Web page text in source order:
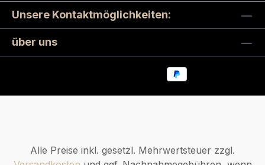
Unsere Kontaktmöglichkeiten:
über uns
Alle Preise inkl. gesetzl. Mehrwertsteuer zzgl.